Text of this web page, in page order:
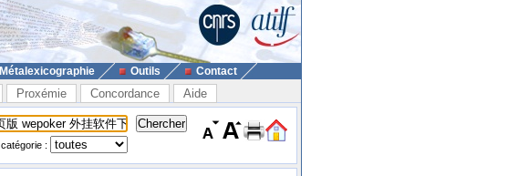
Métalexicographie Outils Contact
Proxémie Concordance Aide
catégorie :